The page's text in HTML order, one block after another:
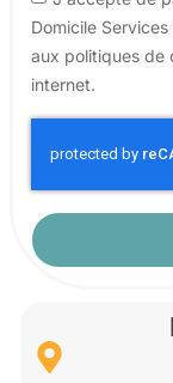
Domicile
aux politiques de
internet.